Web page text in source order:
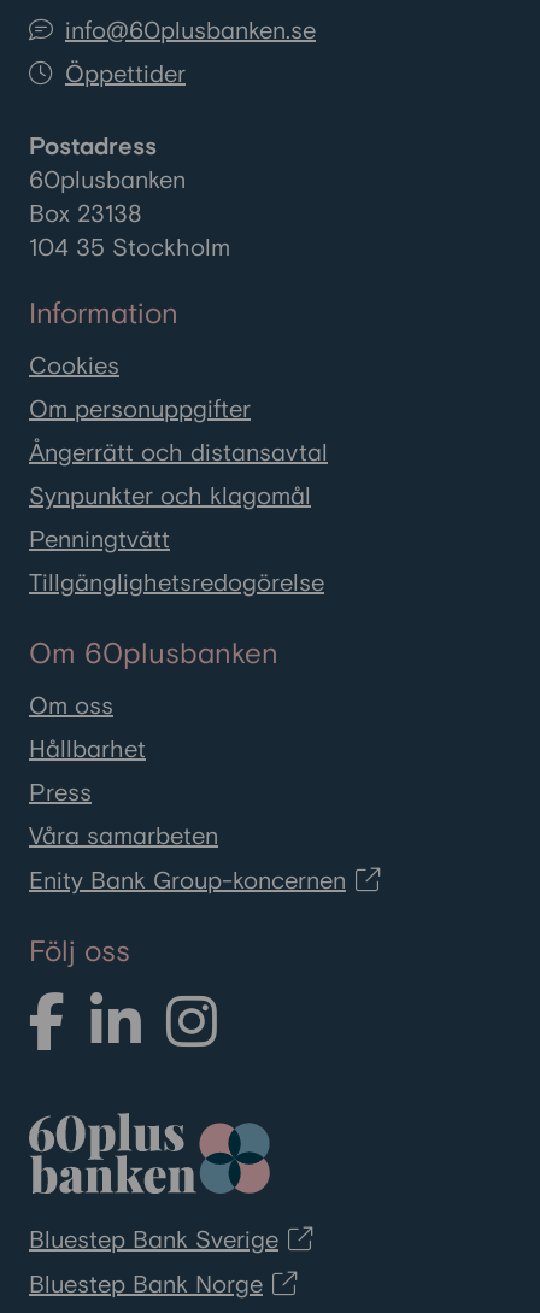
info@60plusbanken.se
Öppettider
Postadress
60plusbanken
Box 23138
104 35 Stockholm
Information
Cookies
Om personuppgifter
Ångerrätt och distansavtal
Synpunkter och klagomål
Penningtvätt
Tillgänglighetsredogörelse
Om 60plusbanken
Om oss
Hållbarhet
Press
Våra samarbeten
Enity Bank Group-koncernen
Följ oss
Bluestep Bank Sverige
Bluestep Bank Norge